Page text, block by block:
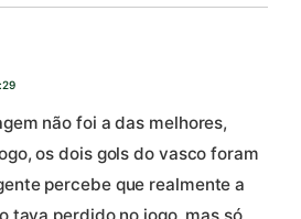
não foi a das melhores,
os dois gols do vasco foram
percebe que realmente a
tava perdido no jogo, mas só